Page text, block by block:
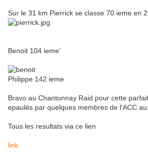
Sur le 31 km Pierrick se classe 70 ieme en
Benoit 104 ieme¨
Philippe 142 ieme
Bravo au Chantonnay Raid pour cette
epaulés par quelques membres de l'ACC au
Tous les resultats via ce lien
link